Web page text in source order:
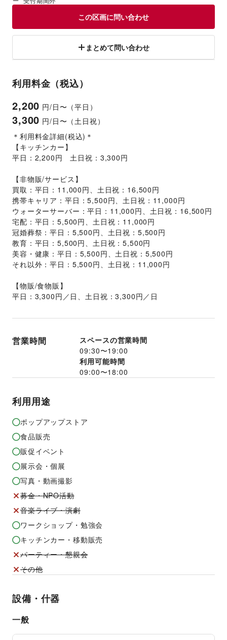
この区画に問い合わせ
まとめて問い合わせ
利用料金（税込）
2,200 円/日〜（平日）
3,300 円/日〜（土日祝）
＊利用料金詳細(税込)＊
【キッチンカー】
平日：2,200円　土日祝：3,300円
【非物販/サービス】
買取：平日：11,000円、土日祝：16,500円
携帯キャリア：平日：5,500円、土日祝：11,000円
ウォーターサーバー：平日：11,000円、土日祝：16,500円
宅配：平日：5,500円、土日祝：11,000円
冠婚葬祭：平日：5,500円、土日祝：5,500円
教育：平日：5,500円、土日祝：5,500円
美容・健康：平日：5,500円、土日祝：5,500円
それ以外：平日：5,500円、土日祝：11,000円
【物販/食物販】
平日：3,300円／日、土日祝：3,300円／日
営業時間
スペースの営業時間
09:30〜19:00
利用可能時間
09:00〜18:00
利用用途
ポップアップストア
食品販売
販促イベント
展示会・個展
写真・動画撮影
募金・NPO活動
音楽ライブ・演劇
ワークショップ・勉強会
キッチンカー・移動販売
パーティー・懇親会
その他
設備・什器
一般